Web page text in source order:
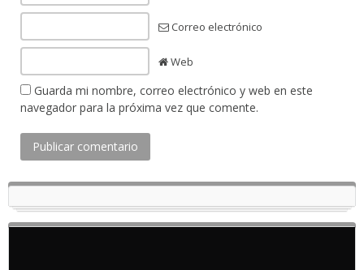
Correo electrónico
Web
Guarda mi nombre, correo electrónico y web en este
navegador para la próxima vez que comente.